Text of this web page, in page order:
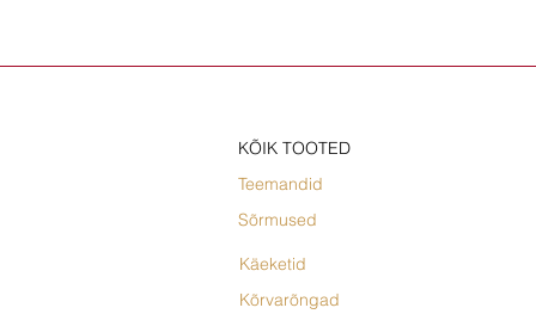
KÕIK TOOTED
Teemandid
Sõrmused
Käeketid
Kõrvarõngad